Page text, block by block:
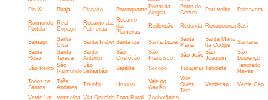
Pio XII Pirajá Planalto Porenquanto Portal da
Alegria
Porto do
Centro
Poti Velho Primavera
Raimundo
Portela
Real
Copagri
Recanto das
Palmeiras
Recanto
das
Plameiras
Redenção Redonda Renascença Saci
Samapi
Santa
Cruz
Santa Isabel Santa Lia Santa Luzia Santa
Maria
Santa Maria
da Codipe
Santana
Santa
Rosa
Santa
Tereza
Santo
Antônio
São
Cristóvão
São
Francisco
São João São
Joaquim
São
Lourenço
São Pedro São
Raimundo
São
Sebastião
Satélite Socopo Tabajaras Taboleta
Tancredo
Neves
Todos os
Santos
Três
Andares
Triunfo Uruguai
Vale do
Gavião
Vale
Quem
Tem
Verdecap Verde Cap
Verde Lar Vermelha Vila Operária Zona Rural Zoobotânico